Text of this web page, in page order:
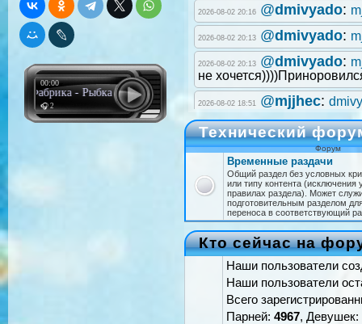
Фабрика - Рыбка (Dynamite Remix)
00:00
🎧 2
2026-08-02 20:16 @dmivyado:
2026-08-02 20:13 @dmivyado:
2026-08-02 20:13 @dmivyado:
не
2026-08-02 18:51 @mjjhec:
2026-08-02 15:48 @dmivyado:
1,7 скачал
торрента,зависит,всё!!!
2026-08-02 12:41 @dmivyado:
последний 3,5,5 иногда
2026-08-02 08:50 @mjjhec:
никаких проблем.
роутер.
2026-08-01 22:50 @dmivyado:
упала!И каждый раз,в
Технический
Форум
Временные раздачи
Общий раздел без условных
или типу контента (исключения
правилах раздела). Может
подготовительным разделом
переноса в соответствующий
Кто сейчас на
Наши пользователи
Наши пользователи
Всего
Парней: 4967, Девушек: